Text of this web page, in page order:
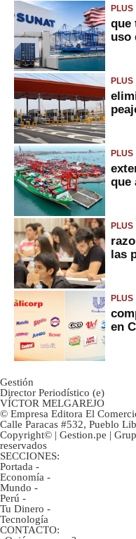
PLUS
que
uso
PLUS
PLUS
que
PLUS
las
PLUS
en
Gestión
Director Periodístico (e)
VÍCTOR MELGAREJO
© Empresa Editora El
Calle Paracas #532, Pueblo
Copyright© | Gestion.pe |
reservados
SECCIONES:
Portada -
Economía -
Mundo -
Perú -
Tu Dinero -
Tecnología
CONTACTO: